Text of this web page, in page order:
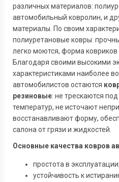
различных материалов:
автомобильный ковролин, и
материалы. По своим
полиуретановые ковры:
легко моются, форма
Благодаря своими высокими
характеристиками наиболее
автомобилистов остаются
резиновые: не трескаются
температур, не источают
восстанавливают форму,
салона от грязи и жидкостей.
Основные качества ковров
простота в эксплуатации;
устойчивость к